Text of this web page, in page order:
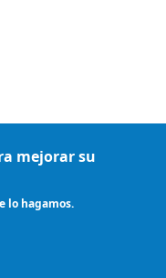
mejorar su
lo hagamos.